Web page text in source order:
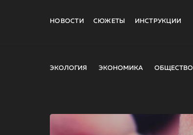
НОВОСТИ СЮЖЕТЫ ИНСТРУКЦИИ
ЭКОЛОГИЯ ЭКОНОМИКА ОБЩЕСТВО